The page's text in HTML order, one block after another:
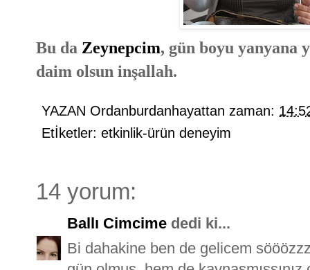
Bu da Zeynepcim, gün boyu yanyana
daim olsun inşallah.
YAZAN Ordanburdanhayattan zaman:
Etİketler: etkinlik-ürün deneyim
14 yorum:
Ballı Cimcime dedi ki...
Bi dahakine ben de gelicem